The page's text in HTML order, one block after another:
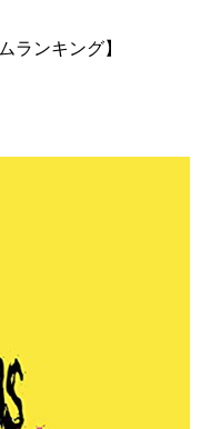
ランキング】